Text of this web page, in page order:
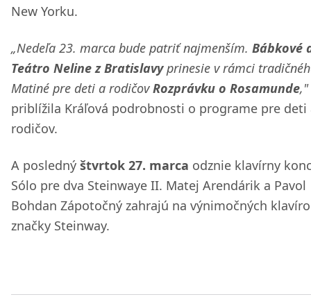
New Yorku.
„Nedeľa 23. marca bude patriť najmenším. Bábkové
Teátro Neline z Bratislavyprinesie v rámci
Matiné pre deti a rodičovRozprávku o Rosamunde,"
priblížila Kráľová podrobnosti o programe pre deti
rodičov.
A posledný štvrtok 27. marca odznie klavírny
Sólo pre dva Steinwaye II. Matej Arendárik a Pavol
Bohdan Zápotočný zahrajú na výnimočných
značky Steinway.